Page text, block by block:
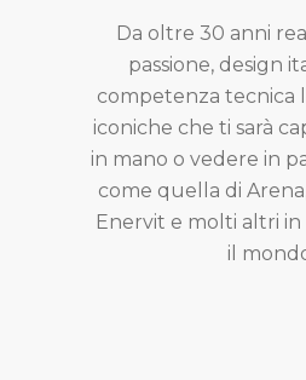
Da oltre 30 anni
passione, design
competenza tecnica
iconiche che ti sarà
in mano o vedere in
come quella di
Enervit e molti altri
il